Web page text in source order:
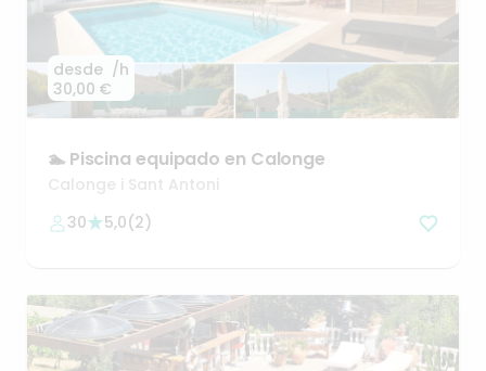
desde
30,00 €
/h
🏊 Piscina equipado en Calonge
Calonge i Sant Antoni
30
5,0(2)